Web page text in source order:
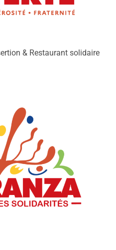
& Restaurant solidaire